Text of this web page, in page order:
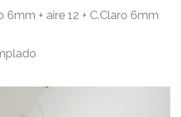
+ aire 12 + C.Claro 6mm